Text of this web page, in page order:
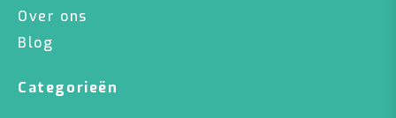
Over ons
Blog
Categorieën